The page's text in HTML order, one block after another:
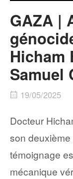
GAZA |
Hicham
Samuel
19/05/2025
Docteur
son
témoignage
mécanique